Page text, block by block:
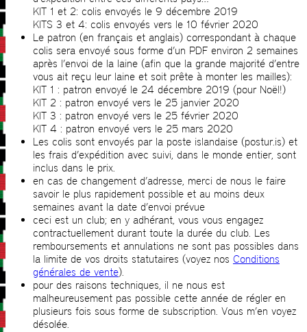
KIT 1 et 2: colis envoyés le 9 décembre 2019
KITS 3 et 4: colis envoyés vers le 10 février 2020
Le patron (en français et anglais) correspondant à chaque
colis sera envoyé sous forme d’un PDF environ 2 semaines
après l’envoi de la laine (afin que la grande majorité d’entre
vous ait reçu leur laine et soit prête à monter les mailles):
KIT 1 : patron envoyé le 24 décembre 2019 (pour Noël!)
KIT 2 : patron envoyé vers le 25 janvier 2020
KIT 3 : patron envoyé vers le 25 février 2020
KIT 4 : patron envoyé vers le 25 mars 2020
Les colis sont envoyés par la poste islandaise (postur.is) et
les frais d’expédition avec suivi, dans le monde entier, sont
inclus dans le prix.
en cas de changement d’adresse, merci de nous le faire
savoir le plus rapidement possible et au moins deux
semaines avant la date d’envoi prévue
ceci est un club; en y adhérant, vous vous engagez
contractuellement durant toute la durée du club. Les
remboursements et annulations ne sont pas possibles dans
la limite de vos droits statutaires (voyez nos Conditions
générales de vente).
pour des raisons techniques, il ne nous est
malheureusement pas possible cette année de régler en
plusieurs fois sous forme de subscription. Vous m’en voyez
désolée.